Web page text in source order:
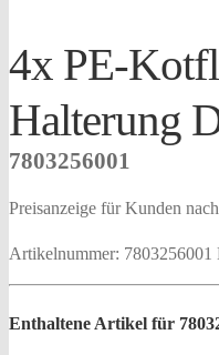
4x PE-
Halterung
7803256001
Preisanzeige für Kunden
Artikelnummer: 7803256001
Enthaltene Artikel für